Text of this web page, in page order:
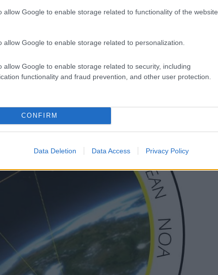
allow Google to enable storage related to functionality of the website
allow Google to enable storage related to personalization.
allow Google to enable storage related to security, including
functionality and fraud prevention, and other user protection.
CONFIRM
Data Deletion Data Access Privacy Policy
, καθώς και υπερφασματική
εφαρμογές εθνικού
γεωργία.